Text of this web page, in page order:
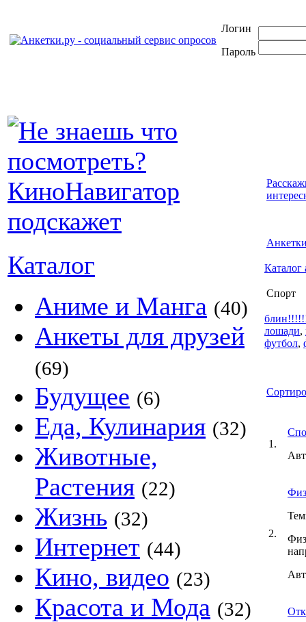
Логин
Пароль
Каталог
Аниме и Манга (40)
Анкеты для друзей
(69)
Будущее (6)
Еда, Кулинария (32)
Животные,
Растения (22)
Жизнь (32)
Интернет (44)
Кино, видео (23)
Красота и Мода (32)
Каталог
Спорт
лошади,
футбол,
1.
2.